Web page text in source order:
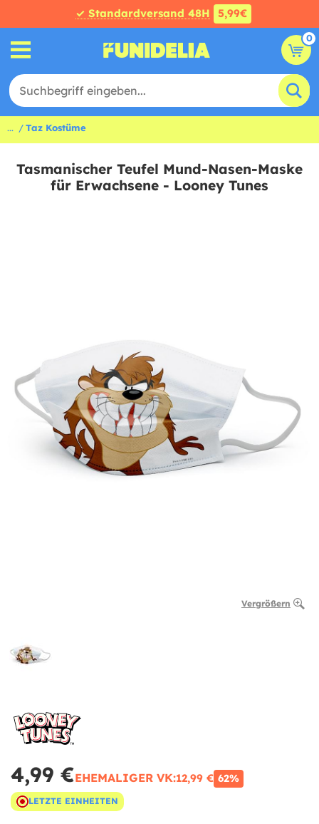
✓ Standardversand 48H 5,99€
0
... Taz Kostüme
Tasmanischer Teufel Mund-Nasen-Maske
für Erwachsene - Looney Tunes
Vergrößern
4,99 €EHEMALIGER VK:12,99 € 62%
LETZTE EINHEITEN